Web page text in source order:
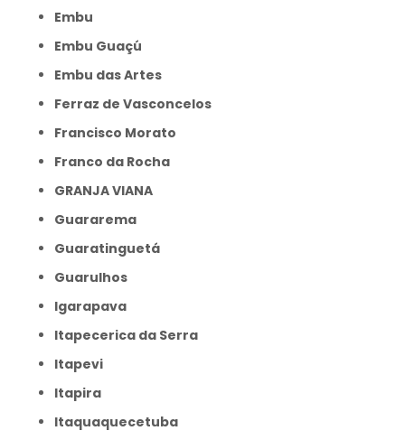
Embu
Embu Guaçú
Embu das Artes
Ferraz de Vasconcelos
Francisco Morato
Franco da Rocha
GRANJA VIANA
Guararema
Guaratinguetá
Guarulhos
Igarapava
Itapecerica da Serra
Itapevi
Itapira
Itaquaquecetuba